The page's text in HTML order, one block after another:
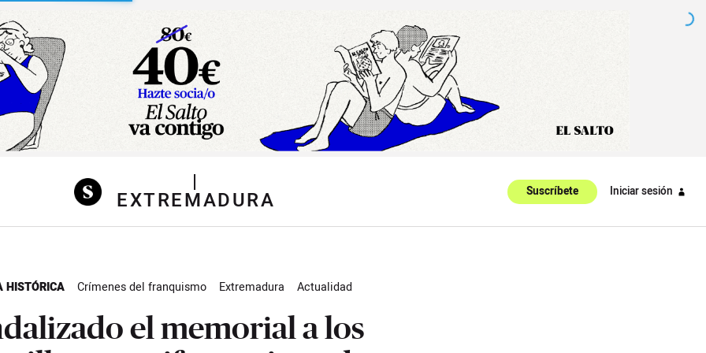
|
EXTREMADURA Suscríbete Iniciar sesión
HISTÓRICA Crímenes del franquismo Extremadura Actualidad
el memorial a los